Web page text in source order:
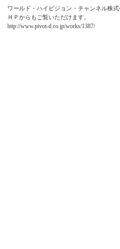
ワールド・ハイビジョン・チャンネル株式
ＨＰからもご覧いただけます。
http://www.pivot-d.co.jp/works/1387/